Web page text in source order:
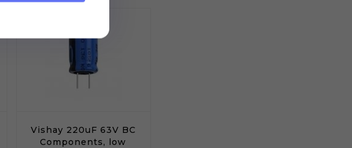
Vishay 220uF 63V BC
Components, low